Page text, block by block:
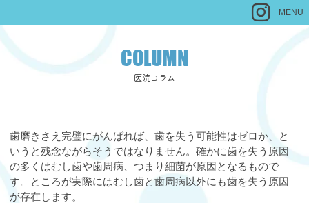
MENU
COLUMN
医院コラム
歯磨きさえ完璧にがんばれば、歯を失う可能性はゼロか、と
いうと残念ながらそうではなりません。確かに歯を失う原因
の多くはむし歯や歯周病、つまり細菌が原因となるもので
す。ところが実際にはむし歯と歯周病以外にも歯を失う原因
が存在します。